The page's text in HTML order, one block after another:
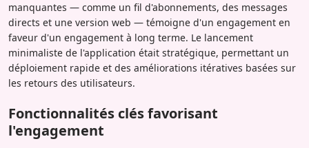
manquantes — comme un fil d'abonnements, des messages
directs et une version web — témoigne d'un engagement en
faveur d'un engagement à long terme. Le lancement
minimaliste de l'application était stratégique, permettant un
déploiement rapide et des améliorations itératives basées sur
les retours des utilisateurs.
Fonctionnalités clés favorisant
l'engagement